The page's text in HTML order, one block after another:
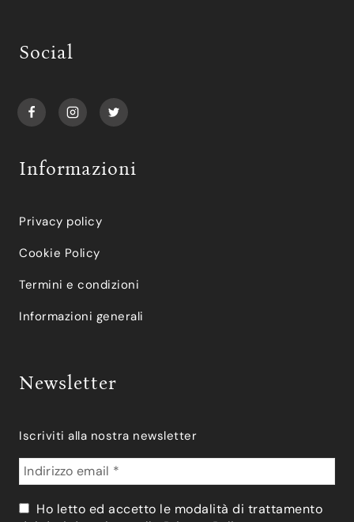
Social
Informazioni
Privacy policy
Cookie Policy
Termini e condizioni
Informazioni generali
Newsletter
Iscriviti alla nostra newsletter
Ho letto ed accetto le modalità di trattamento